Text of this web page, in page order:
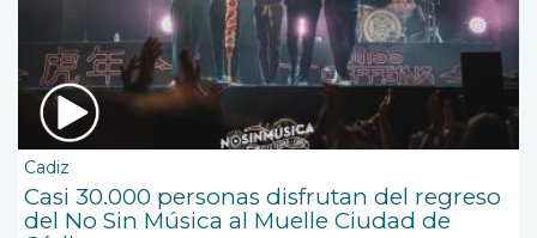
Cadiz
Casi 30.000 personas disfrutan del regreso
del No Sin Música al Muelle Ciudad de